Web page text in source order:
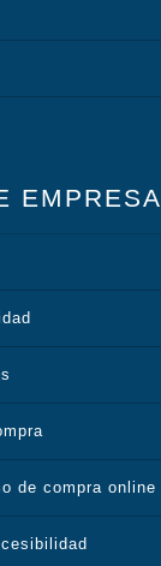
EMPRESA
de compra online